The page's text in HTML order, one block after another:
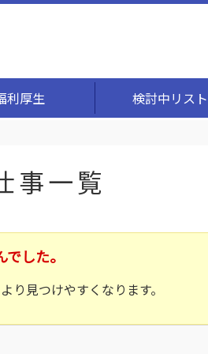
利厚生 検討中リスト
事一覧
した。
り見つけやすくなります。